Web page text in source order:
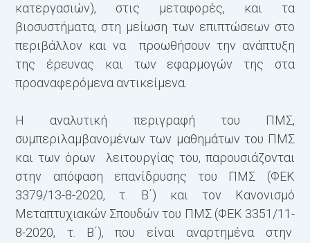
κατεργασιών), στις μεταφορές, και τα
βιοσυστήματα, στη μείωση των επιπτώσεων στο
περιβάλλον και να προωθήσουν την ανάπτυξη
της έρευνας και των εφαρμογών της στα
προαναφερόμενα αντικείμενα.
Η αναλυτική περιγραφή του ΠΜΣ,
συμπεριλαμβανομένων των μαθημάτων του ΠΜΣ
και των όρων λειτουργίας του, παρουσιάζονται
στην απόφαση επανίδρυσης του ΠΜΣ (ΦΕΚ
3379/13-8-2020, τ. Β΄) και τον Κανονισμό
Μεταπτυχιακών Σπουδών του ΠΜΣ (ΦΕΚ 3351/11-
8-2020, τ. Β΄), που είναι αναρτημένα στην